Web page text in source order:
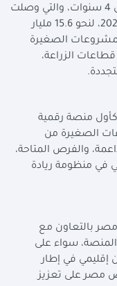
التمويل والدعم الفني للقطاع الخاص خلال 4 سنوات، والتي وصلت
إلى خلال الفترة من عام 2020 وحتى مايو 2025، لنحو 15.6 مليار
الصغيرة
الزراعة،
منصة رقمية
الصغيرة من
والفرص المتاحة،
في منظومة ريادة
مصر بالتعاون مع
سواء على
إقليمي في إطار
مصر على تعزيز